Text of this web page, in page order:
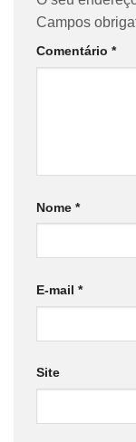
Campos
Comentário *
Nome *
E-mail *
Site